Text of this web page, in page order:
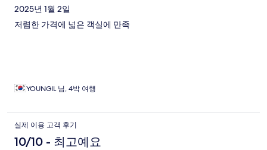
2025년 1월 2일
저렴한 가격에 넓은 객실에 만족
YOUNGIL 님, 4박 여행
실제 이용 고객 후기
10/10 - 최고예요